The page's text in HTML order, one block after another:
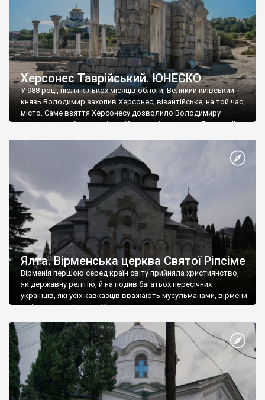
Херсонес Таврійський. ЮНЕСКО
У 988 році, після кількох місяців облоги, Великий київський
князь Володимир захопив Херсонес, візантійське, на той час,
місто. Саме взяття Херсонесу дозволило Володимиру
диктувати свої умови візантійському імператору Василю ІІ, та
Херсонесі Володимир-язичник, став Василем-християнином.
А потім було Хрещення Русі. На честь Херсонесу Таврійського
Ялта. Вірменська церква Святої Ріпсіме
Вірменія першою серед країн світу прийняла християнство,
як державну релігію, й на подив багатьох пересічних
українців, які усіх кавказців вважають мусульманами, вірмени
є відданими вірянами Христа